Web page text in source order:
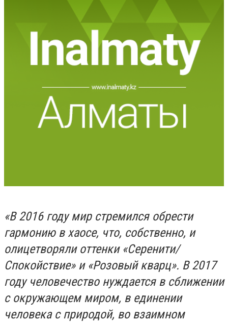
«В 2016 году мир стремился обрести
гармонию в хаосе, что, собственно, и
олицетворяли оттенки «Серенити/
Спокойствие» и «Розовый кварц». В 2017
году человечество нуждается в сближении
с окружающем миром, в единении
человека с природой, во взаимном